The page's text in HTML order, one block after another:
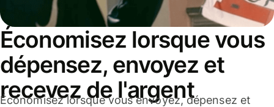
Économisez lorsque vous
dépensez, envoyez et
recevez de l'argent
Économisez lorsque vous envoyez, dépensez et